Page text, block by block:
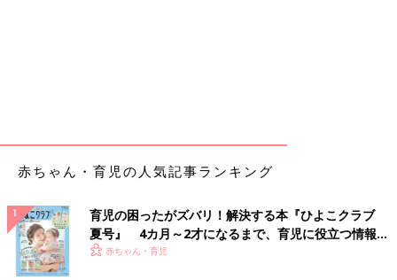
赤ちゃん・育児の人気記事ランキング
育児の困ったがズバリ！解決する本『ひよこクラブ
夏号』 4カ月～2才になるまで、育児に役立つ情報が
いっぱい！
赤ちゃん・育児